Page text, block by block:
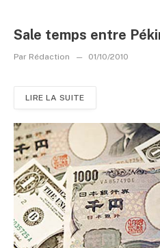
Sale temps entre
Par Rédaction 01/10/2010
LIRE LA SUITE